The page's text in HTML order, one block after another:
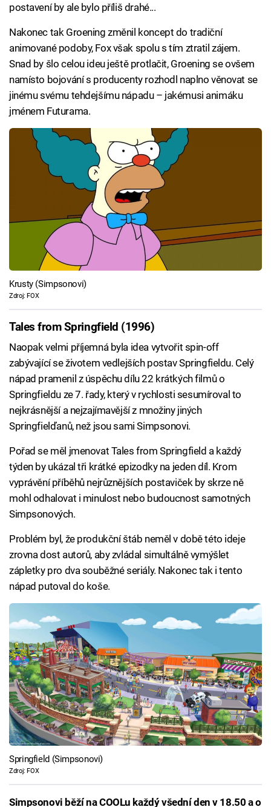
postavení by ale bylo příliš drahé...
Nakonec tak Groening změnil koncept do tradiční
animované podoby, Fox však spolu s tím ztratil zájem.
Snad by šlo celou ideu ještě protlačit, Groening se ovšem
namísto bojování s producenty rozhodl naplno věnovat se
jinému svému tehdejšímu nápadu – jakémusi animáku
jménem Futurama.
Krusty (Simpsonovi)
Zdroj: FOX
Tales from Springfield (1996)
Naopak velmi příjemná byla idea vytvořit spin-off
zabývající se životem vedlejších postav Springfieldu. Celý
nápad pramenil z úspěchu dílu 22 krátkých filmů o
Springfieldu ze 7. řady, který v rychlosti sesumíroval to
nejkrásnější a nejzajímavější z množiny jiných
Springfielďanů, než jsou sami Simpsonovi.
Pořad se měl jmenovat Tales from Springfield a každý
týden by ukázal tři krátké epizodky na jeden díl. Krom
vyprávění příběhů nejrůznějších postaviček by skrze ně
mohl odhalovat i minulost nebo budoucnost samotných
Simpsonových.
Problém byl, že produkční štáb neměl v době této ideje
zrovna dost autorů, aby zvládal simultálně vymýšlet
zápletky pro dva souběžné seriály. Nakonec tak i tento
nápad putoval do koše.
Springfield (Simpsonovi)
Zdroj: FOX
Simpsonovi běží na COOLu každý všední den v 18.50 a o